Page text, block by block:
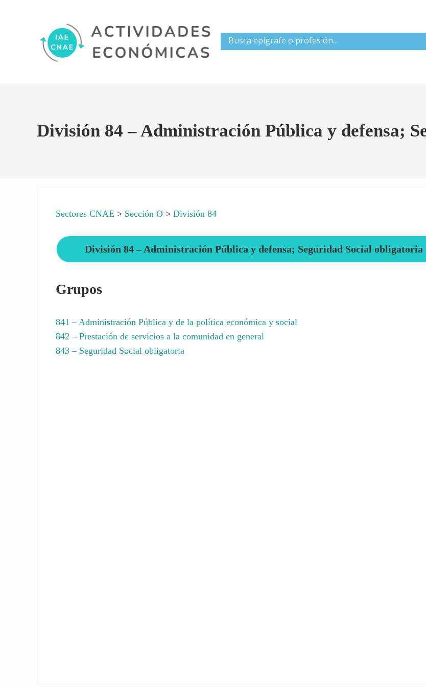
División 84 – Administración Pública y defensa;
Sectores CNAE > Sección O >División 84
División 84 – Administración Pública y defensa; Seguridad Social obligatoria
Grupos
841 – Administración Pública y de la política económica y social
842 – Prestación de servicios a la comunidad en general
843 – Seguridad Social obligatoria